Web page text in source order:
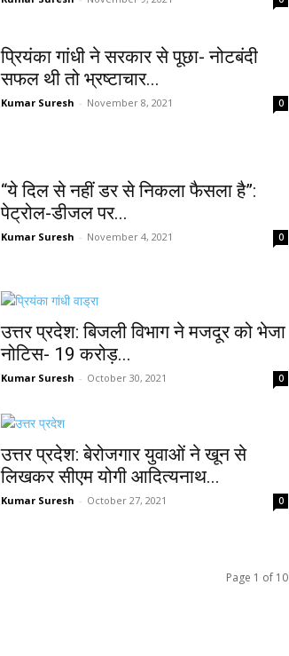
प्रियंका गांधी ने सरकार से पूछा- नोटबंदी
सफल थी तो भ्रष्टाचार...
Kumar Suresh - November 8, 2021 0
“ये दिल से नहीं डर से निकला फैसला है”:
पेट्रोल-डीजल पर...
Kumar Suresh - November 4, 2021 0
उत्तर प्रदेश: बिजली विभाग ने मजदूर को भेजा
नोटिस- 19 करोड़...
Kumar Suresh - October 30, 2021 0
उत्तर प्रदेश: बेरोजगार युवाओं ने खून से
लिखकर सीएम योगी आदित्यनाथ...
Kumar Suresh - October 27, 2021 0
Page 1 of 10